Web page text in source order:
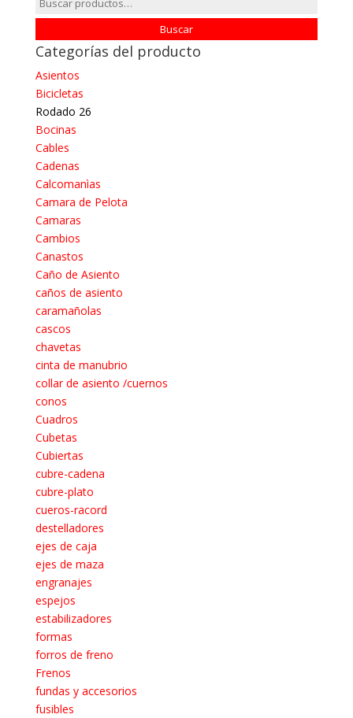
por:
Buscar
Categorías del producto
Asientos
Bicicletas
Rodado 26
Bocinas
Cables
Cadenas
Calcomanìas
Camara de Pelota
Camaras
Cambios
Canastos
Caño de Asiento
caños de asiento
caramañolas
cascos
chavetas
cinta de manubrio
collar de asiento /cuernos
conos
Cuadros
Cubetas
Cubiertas
cubre-cadena
cubre-plato
cueros-racord
destelladores
ejes de caja
ejes de maza
engranajes
espejos
estabilizadores
formas
forros de freno
Frenos
fundas y accesorios
fusibles